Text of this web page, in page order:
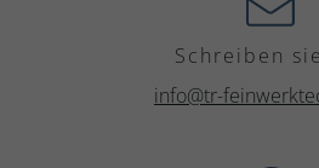
Schreiben
info@tr-